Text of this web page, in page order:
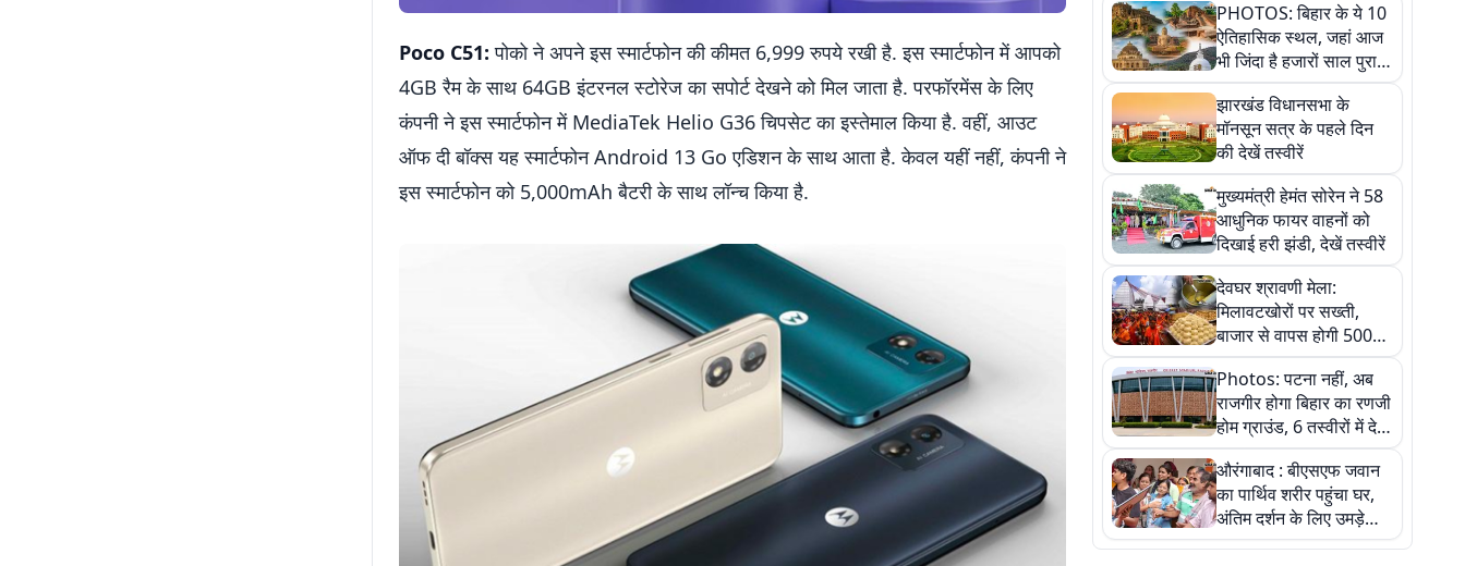
Poco C51: पोको ने अपने इस स्मार्टफोन की कीमत 6,999 रुपये रखी है. इस स्मार्टफोन में आपको
4GB रैम के साथ 64GB इंटरनल स्टोरेज का सपोर्ट देखने को मिल जाता है. परफॉरमेंस के लिए
कंपनी ने इस स्मार्टफोन में MediaTek Helio G36 चिपसेट का इस्तेमाल किया है. वहीं, आउट
ऑफ दी बॉक्स यह स्मार्टफोन Android 13 Go एडिशन के साथ आता है. केवल यहीं नहीं, कंपनी ने
इस स्मार्टफोन को 5,000mAh बैटरी के साथ लॉन्च किया है.
PHOTOS: बिहार के ये 10
ऐतिहासिक स्थल, जहां आज
भी जिंदा है हजारों साल पुराना
इतिहास, एक बार जरूर घूमिए
झारखंड विधानसभा के
मॉनसून सत्र के पहले दिन
की देखें तस्वीरें
मुख्यमंत्री हेमंत सोरेन ने 58
आधुनिक फायर वाहनों को
दिखाई हरी झंडी, देखें तस्वीरें
देवघर श्रावणी मेला:
मिलावटखोरों पर सख्ती,
बाजार से वापस होगी 500
किलो संदिग्ध खाद्य सामग्री,
देखें तस्वीरें
Photos: पटना नहीं, अब
राजगीर होगा बिहार का रणजी
होम ग्राउंड, 6 तस्वीरों में देखें
नए स्टेडियम की पूरी कहानी
औरंगाबाद : बीएसएफ जवान
का पार्थिव शरीर पहुंचा घर,
अंतिम दर्शन के लिए उमड़े
लोग